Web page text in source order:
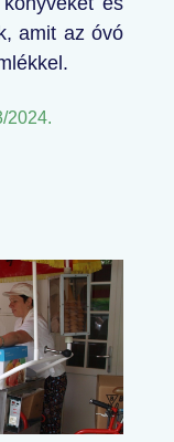
amit az óvó
2024.